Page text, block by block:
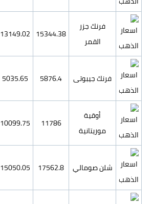
فرنك جزر
القمر
15344.38
13149.02
فرنك جيبوتى 5876.4
5035.65
أوقية
موريتانية
11786
10099.75
شلن صومالي 17562.8
15050.05